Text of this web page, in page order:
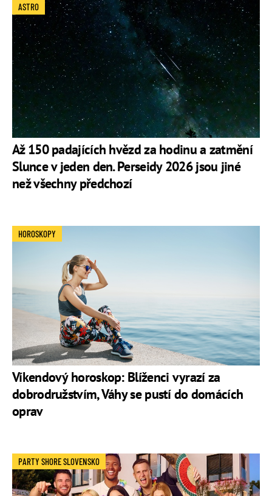
Až 150 padajících hvězd za hodinu a zatmění
Slunce v jeden den. Perseidy 2026 jsou jiné
než všechny předchozí
ASTRO
Víkendový horoskop: Blíženci vyrazí za
dobrodružstvím, Váhy se pustí do domácích
oprav
HOROSKOPY
PARTY SHORE SLOVENSKO